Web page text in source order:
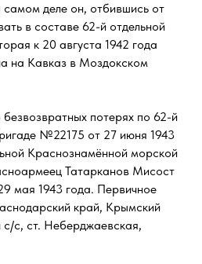
деле он, отбившись от
в составе 62-й отдельной
к 20 августа 1942 года
на Кавказ в Моздокском
потерях по 62-й
№22175 от 27 июня 1943
Краснознамённой морской
Татарканов Мисост
мая 1943 года. Первичное
край, Крымский
с, ст. Неберджаевская,